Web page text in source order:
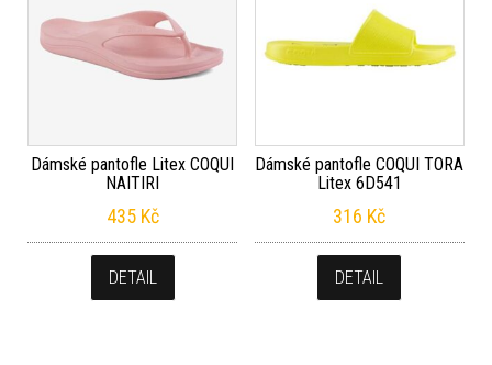
Dámské pantofle Litex COQUI
NAITIRI
435 Kč
DETAIL
Dámské pantofle COQUI TORA
Litex 6D541
316 Kč
DETAIL